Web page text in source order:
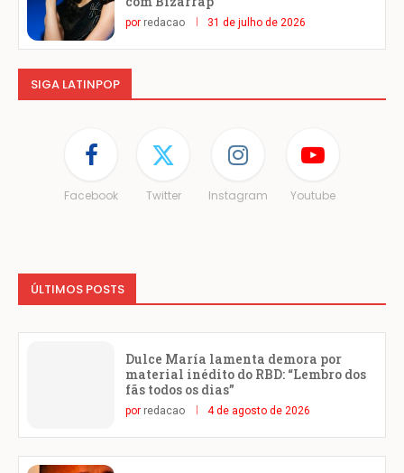
por redacao 31 de julho de 2026
SIGA LATINPOP
Facebook Twitter Instagram Youtube
ÚLTIMOS POSTS
Dulce María lamenta demora por
material inédito do RBD: “Lembro dos
fãs todos os dias”
por redacao 4 de agosto de 2026